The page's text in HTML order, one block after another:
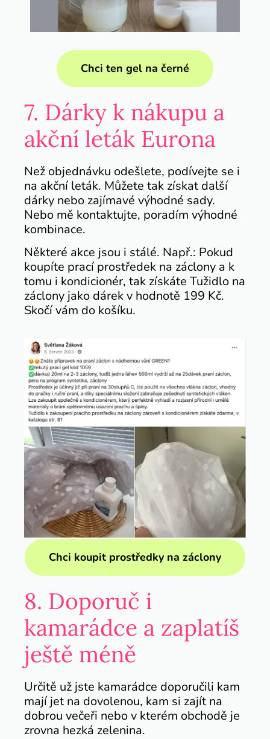
Chci ten gel na černé
7. Dárky k nákupu a
akční leták Eurona
Než objednávku odešlete, podívejte se i
na akční leták. Můžete tak získat další
dárky nebo zajímavé výhodné sady.
Nebo mě kontaktujte, poradím výhodné
kombinace.
Některé akce jsou i stálé. Např.: Pokud
koupíte prací prostředek na záclony a k
tomu i kondicionér, tak získáte Tužidlo na
záclony jako dárek v hodnotě 199 Kč.
Skočí vám do košíku.
Chci koupit prostředky na záclony
8. Doporuč i
kamarádce a zaplatíš
ještě méně
Určitě už jste kamarádce doporučili kam
mají jet na dovolenou, kam si zajít na
dobrou večeři nebo v kterém obchodě je
zrovna hezká zelenina.